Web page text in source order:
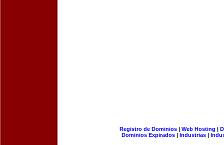
Registro de Dominios| Web Hosting |
Dominios Expirados | Industrias |